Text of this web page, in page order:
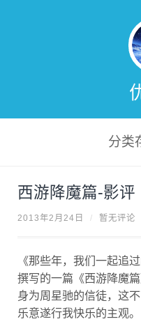
分类
西游降魔篇-影评
2013年2月24日 / 暂无评论
《那些年，我们一起追
撰写的一篇《西游降魔篇
身为周星驰的信徒，这
乐意遂行我快乐的主观